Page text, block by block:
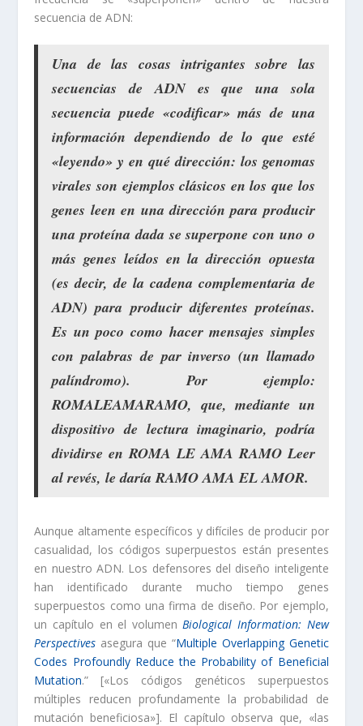
secuencia de ADN:
Una de las cosas intrigantes sobre las
secuencias de ADN es que una sola
secuencia puede «codificar» más de una
información dependiendo de lo que esté
«leyendo» y en qué dirección: los genomas
virales son ejemplos clásicos en los que los
genes leen en una dirección para producir
una proteína dada se superpone con uno o
más genes leídos en la dirección opuesta
(es decir, de la cadena complementaria de
ADN) para producir diferentes proteínas.
Es un poco como hacer mensajes simples
con palabras de par inverso (un llamado
palíndromo). Por ejemplo:
ROMALEAMARAMO, que, mediante un
dispositivo de lectura imaginario, podría
dividirse en ROMA LE AMA RAMO Leer
al revés, le daría RAMO AMA EL AMOR.
Aunque altamente específicos y difíciles de producir por
casualidad, los códigos superpuestos están presentes
en nuestro ADN. Los defensores del diseño inteligente
han identificado durante mucho tiempo genes
superpuestos como una firma de diseño. Por ejemplo,
un capítulo en el volumenBiological Information: New
Perspectives asegura que “Multiple Overlapping Genetic
Codes Profoundly Reduce the Probability of Beneficial
Mutation.” [«Los códigos genéticos superpuestos
múltiples reducen profundamente la probabilidad de
mutación beneficiosa»]. El capítulo observa que, «las